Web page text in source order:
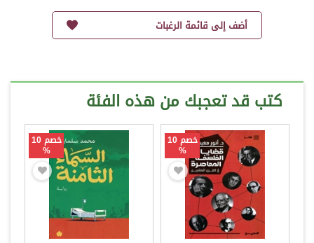
أضف إلى قائمة الرغبات
كتب قد تعجبك من هذه الفئة
خصم 10
%
خصم 10
%